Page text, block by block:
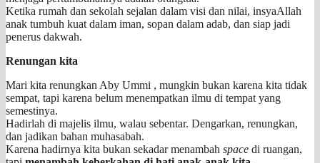
Ketika rumah dan sekolah sejalan dalam visi dan nilai, insyaAllah
anak tumbuh kuat dalam iman, sopan dalam adab, dan siap jadi
penerus dakwah.
Renungan kita
Mari kita renungkan Aby Ummi , mungkin bukan karena kita tidak
sempat, tapi karena belum menempatkan ilmu di tempat yang
semestinya.
Hadirlah di majelis ilmu, walau sebentar. Dengarkan, renungkan,
dan jadikan bahan muhasabah.
Karena hadirnya kita bukan sekadar menambah space di ruangan,